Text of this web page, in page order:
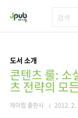
도서 소개
콘텐츠 룰: 소
츠 전략의 모
제이펍 출판사 2012. 2.